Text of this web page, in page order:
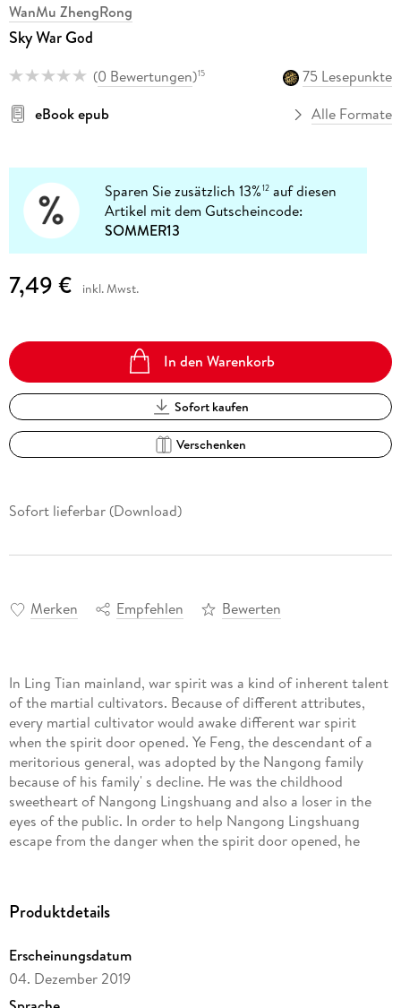
WanMu ZhengRong
Sky War God
(0 Bewertungen)15
75 Lesepunkte
eBook epub
Alle Formate
Sparen Sie zusätzlich 13%12 auf diesen
Artikel mit dem Gutscheincode:
SOMMER13
7,49 € inkl. Mwst.
In den Warenkorb
Sofort kaufen
Verschenken
Sofort lieferbar (Download)
Merken Empfehlen Bewerten
In Ling Tian mainland, war spirit was a kind of inherent talent
of the martial cultivators. Because of different attributes,
every martial cultivator would awake different war spirit
when the spirit door opened. Ye Feng, the descendant of a
meritorious general, was adopted by the Nangong family
because of his family' s decline. He was the childhood
sweetheart of Nangong Lingshuang and also a loser in the
eyes of the public. In order to help Nangong Lingshuang
escape from the danger when the spirit door opened, he
the Green Dewdrop, he got mighty energy, and it was also
betrayed me. One day, I will make you regret for what you' ve
done today!" About the Author Wan Muzhengrong, the
contractual writer of Zhu Lang novel, has written "The
Produktdetails
Erscheinungsdatum
04. Dezember 2019